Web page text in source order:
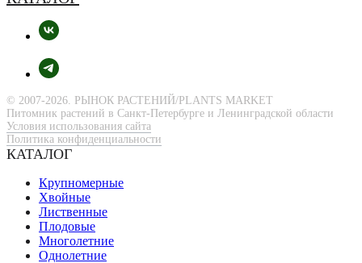
© 2007-2026. РЫНОК РАСТЕНИЙ/PLANTS MARKET
Питомник растений в Санкт-Петербурге и Ленинградской области
Условия использования сайта
Политика конфиденциальности
КАТАЛОГ
Крупномерные
Хвойные
Лиственные
Плодовые
Многолетние
Однолетние